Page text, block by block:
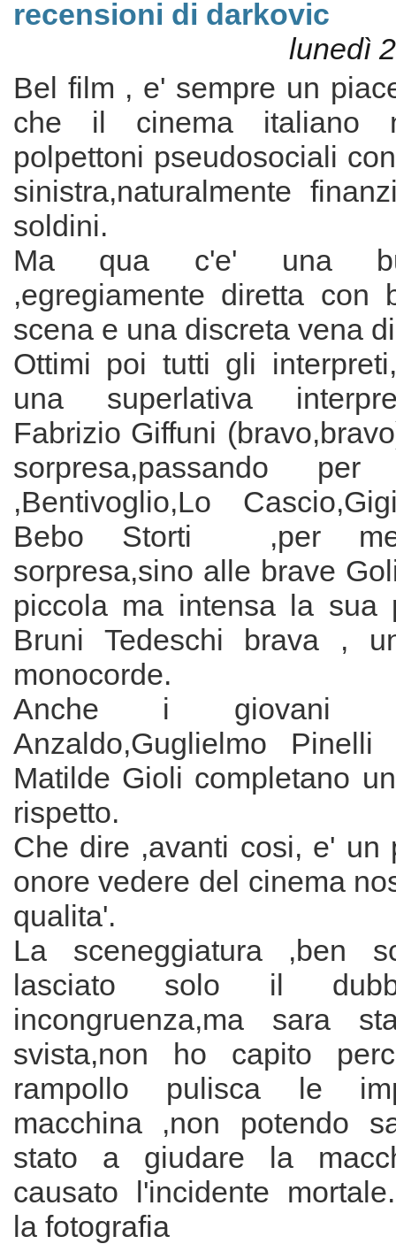
recensioni di darkovic
lunedì
Bel film , e' sempre un
che il cinema italiano
polpettoni pseudosociali
sinistra,naturalmente
soldini.
Ma qua c'e' una
,egregiamente diretta con
scena e una discreta vena
Ottimi poi tutti gli
una superlativa
Fabrizio Giffuni
sorpresa,passando
,Bentivoglio,Lo
Bebo Storti ,per
sorpresa,sino alle brave
piccola ma intensa la
Bruni Tedeschi brava ,
monocorde.
Anche i giovani
Anzaldo,Guglielmo
Matilde Gioli completano
rispetto.
Che dire ,avanti cosi, e' un
onore vedere del cinema
qualita'.
La sceneggiatura ,ben
lasciato solo il
incongruenza,ma sara
svista,non ho capito
rampollo pulisca le
macchina ,non potendo
stato a giudare la
causato l'incidente
la fotografia